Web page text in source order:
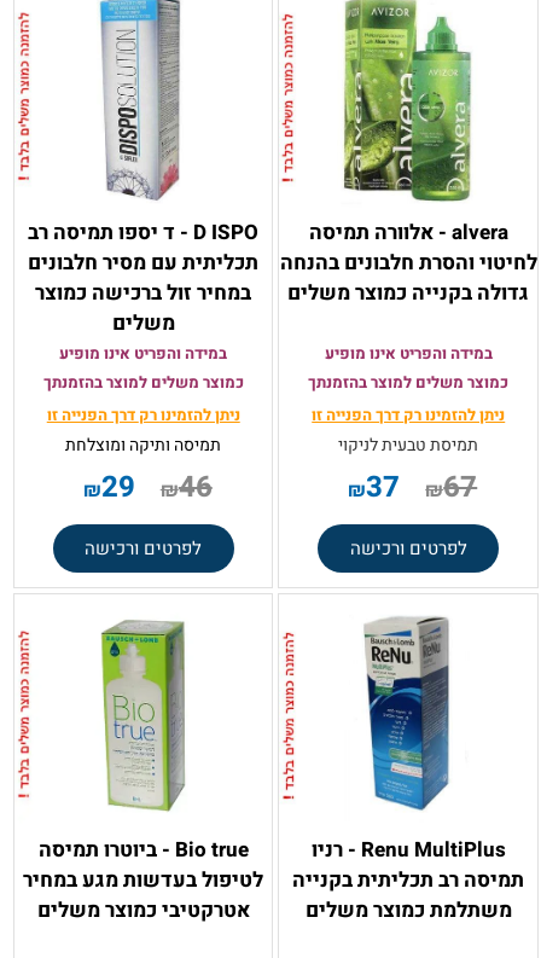
alvera - אלוורה תמיסה
לחיטוי והסרת חלבונים בהנחה
גדולה בקנייה כמוצר משלים
במידה והפריט אינו מופיע
כמוצר משלים למוצר בהזמנתך
ניתן להזמינו רק דרך הפנייה זו
תמיסת טבעית לניקוי
₪67
₪37
לפרטים ורכישה
D ISPO - ד יספו תמיסה רב
תכליתית עם מסיר חלבונים
במחיר זול ברכישה כמוצר
משלים
במידה והפריט אינו מופיע
כמוצר משלים למוצר בהזמנתך
ניתן להזמינו רק דרך הפנייה זו
תמיסה ותיקה ומוצלחת
₪46
₪29
לפרטים ורכישה
Renu MultiPlus - רניו
תמיסה רב תכליתית בקנייה
משתלמת כמוצר משלים
Bio true - ביוטרו תמיסה
לטיפול בעדשות מגע במחיר
אטרקטיבי כמוצר משלים